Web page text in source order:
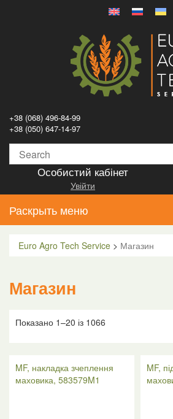
+38 (068) 496-84-99
+38 (050) 647-14-97
Особистий кабінет
Увійти
Раскрыть меню
Euro Agro Tech Service > Магазин
Магазин
Показано 1–20 із 1066
MF, накладка зчеплення
маховика, 583579M1
MF,